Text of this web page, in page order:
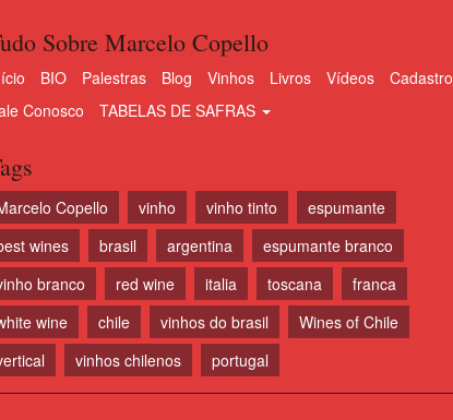
Sobre Marcelo Copello
BIO Palestras Blog Vinhos Livros Vídeos
Cadastro
Conosco
TABELAS DE SAFRAS
Copello vinho vinho tinto
espumante
wines
brasil argentina
espumante branco
branco
red wine italia toscana
franca
wine
chile vinhos do brasil
Wines of Chile
vinhos chilenos portugal